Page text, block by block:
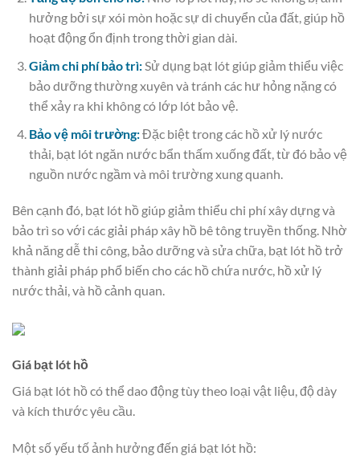
hưởng bởi sự xói mòn hoặc sự di chuyển của đất, giúp hồ
hoạt động ổn định trong thời gian dài.
Giảm chi phí bảo trì:Sử dụng bạt lót giúp giảm thiểu việc
bảo dưỡng thường xuyên và tránh các hư hỏng nặng có
thể xảy ra khi không có lớp lót bảo vệ.
Bảo vệ môi trường:Đặc biệt trong các hồ xử lý nước
thải, bạt lót ngăn nước bẩn thấm xuống đất, từ đó bảo vệ
nguồn nước ngầm và môi trường xung quanh.
Bên cạnh đó, bạt lót hồ giúp giảm thiểu chi phí xây dựng và
bảo trì so với các giải pháp xây hồ bê tông truyền thống. Nhờ
khả năng dễ thi công, bảo dưỡng và sửa chữa, bạt lót hồ trở
thành giải pháp phổ biến cho các hồ chứa nước, hồ xử lý
nước thải, và hồ cảnh quan.
Giá bạt lót hồ
Giá bạt lót hồ có thể dao động tùy theo loại vật liệu, độ dày
và kích thước yêu cầu.
Một số yếu tố ảnh hưởng đến giá bạt lót hồ: